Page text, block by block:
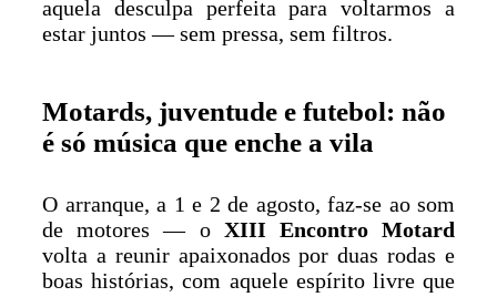
aquela desculpa perfeita para voltarmos a
estar juntos — sem pressa, sem filtros.
Motards, juventude e futebol: não
é só música que enche a vila
O arranque, a 1 e 2 de agosto, faz-se ao som
de motores — o XIII Encontro Motard
volta a reunir apaixonados por duas rodas e
boas histórias, com aquele espírito livre que